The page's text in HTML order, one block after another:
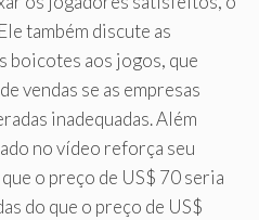
também discute as
boicotes aos jogos, que
vendas se as empresas
inadequadas. Além
no vídeo reforça seu
o preço de US$ 70 seria
do que o preço de US$